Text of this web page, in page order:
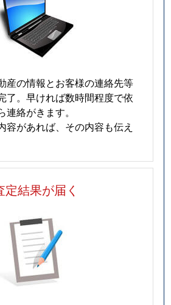
産の情報とお客様の連絡先等
了。早ければ数時間程度で依
絡がきます。
容があれば、その内容も伝え
定結果が届く